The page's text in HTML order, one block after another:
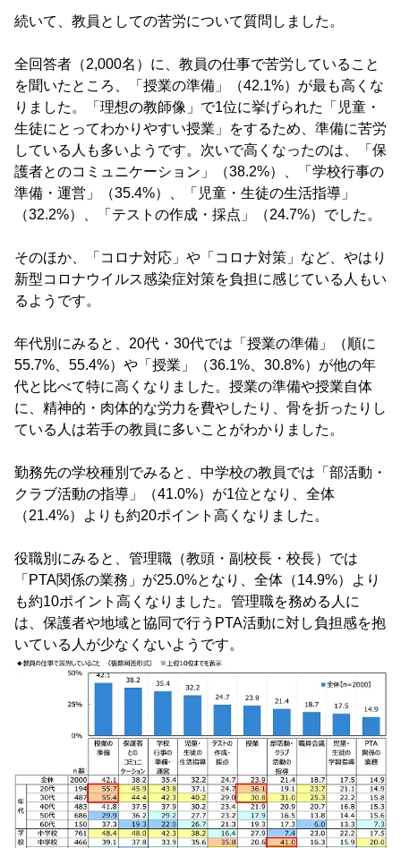
続いて、教員としての苦労について質問しました。
全回答者（2,000名）に、教員の仕事で苦労していること
を聞いたところ、「授業の準備」（42.1%）が最も高くな
りました。「理想の教師像」で1位に挙げられた「児童・
生徒にとってわかりやすい授業」をするため、準備に苦労
している人も多いようです。次いで高くなったのは、「保
護者とのコミュニケーション」（38.2%）、「学校行事の
準備・運営」（35.4%）、「児童・生徒の生活指導」
（32.2%）、「テストの作成・採点」（24.7%）でした。
そのほか、「コロナ対応」や「コロナ対策」など、やはり
新型コロナウイルス感染症対策を負担に感じている人もい
るようです。
年代別にみると、20代・30代では「授業の準備」（順に
55.7%、55.4%）や「授業」（36.1%、30.8%）が他の年
代と比べて特に高くなりました。授業の準備や授業自体
に、精神的・肉体的な労力を費やしたり、骨を折ったりし
ている人は若手の教員に多いことがわかりました。
勤務先の学校種別でみると、中学校の教員では「部活動・
クラブ活動の指導」（41.0%）が1位となり、全体
（21.4%）よりも約20ポイント高くなりました。
役職別にみると、管理職（教頭・副校長・校長）では
「PTA関係の業務」が25.0%となり、全体（14.9%）より
も約10ポイント高くなりました。管理職を務める人に
は、保護者や地域と協同で行うPTA活動に対し負担感を抱
いている人が少なくないようです。